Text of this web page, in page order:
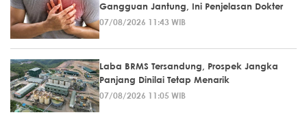
Gangguan Jantung, Ini Penjelasan Dokter
07/08/2026 11:43 WIB
Laba BRMS Tersandung, Prospek Jangka
Panjang Dinilai Tetap Menarik
07/08/2026 11:05 WIB